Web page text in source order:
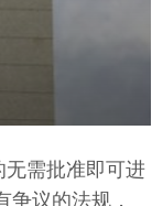
需批准即可进
议的法规，